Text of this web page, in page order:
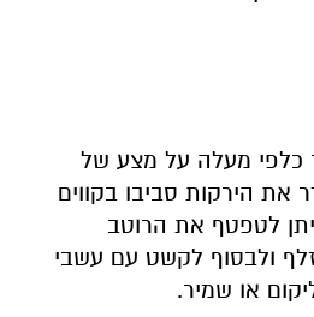
כלפי מעלה על מצע של
את הירקות סביבו בקווים
לטפטף את הרוטב
ולבסוף לקשט עם עשבי
או שמיר.